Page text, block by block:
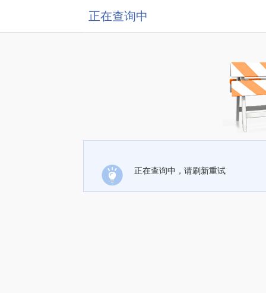
正在查询中
正在查询中，请刷新重试